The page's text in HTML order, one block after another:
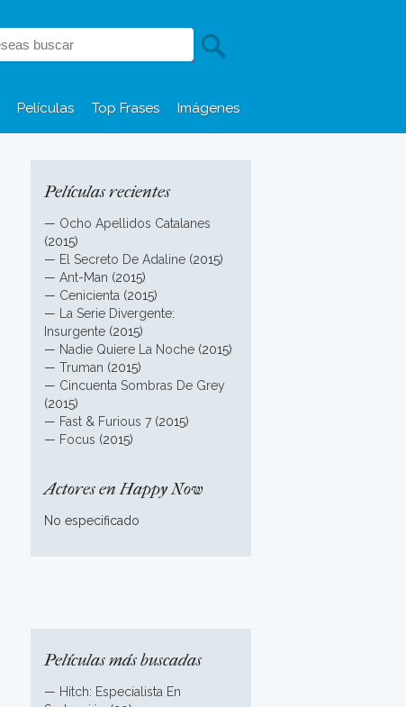
Películas Top Frases Imágenes
Películas recientes
— Ocho Apellidos Catalanes
(2015)
— El Secreto De Adaline (2015)
— Ant-Man (2015)
— Cenicienta (2015)
—
La Serie Divergente:
Insurgente (2015)
— Nadie Quiere La Noche (2015)
— Truman (2015)
— Cincuenta Sombras De Grey
(2015)
— Fast & Furious 7 (2015)
— Focus (2015)
Actores en Happy Now
No especificado
Películas más buscadas
— Hitch: Especialista En